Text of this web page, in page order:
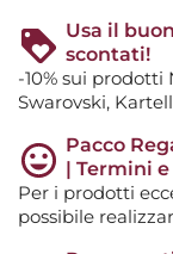
Usa il
scontati!
-10% sui prodotti
Swarovski,
Pacco
| Termini
Per i prodotti
possibile